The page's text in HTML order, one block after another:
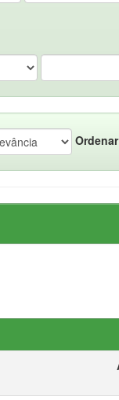
Ordenar